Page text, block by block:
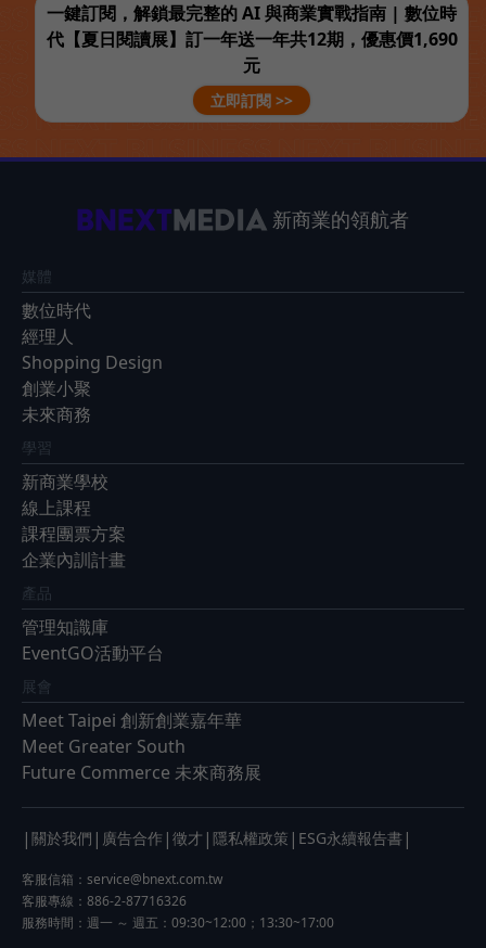
一鍵訂閱，解鎖最完整的 AI 與商業實戰指南 | 數位時
代【夏日閱讀展】訂一年送一年共12期，優惠價1,690
元
立即訂閱 >>
新商業的領航者
媒體
數位時代
經理人
Shopping Design
創業小聚
未來商務
學習
新商業學校
線上課程
課程團票方案
企業內訓計畫
產品
管理知識庫
EventGO活動平台
展會
Meet Taipei 創新創業嘉年華
Meet Greater South
Future Commerce 未來商務展
| 關於我們 | 廣告合作 | 徵才 | 隱私權政策 | ESG永續報告書 |
客服信箱： service@bnext.com.tw
客服專線：886-2-87716326
服務時間：週一 ～ 週五：09:30~12:00；13:30~17:00